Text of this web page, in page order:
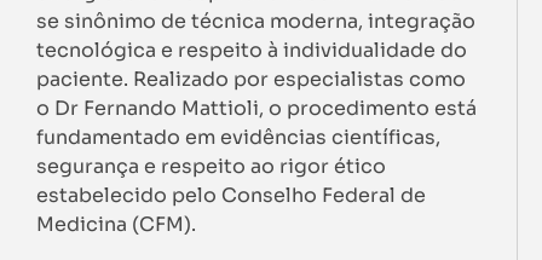
se sinônimo de técnica moderna, integração
tecnológica e respeito à individualidade do
paciente. Realizado por especialistas como
o Dr Fernando Mattioli, o procedimento está
fundamentado em evidências científicas,
segurança e respeito ao rigor ético
estabelecido pelo Conselho Federal de
Medicina (CFM).